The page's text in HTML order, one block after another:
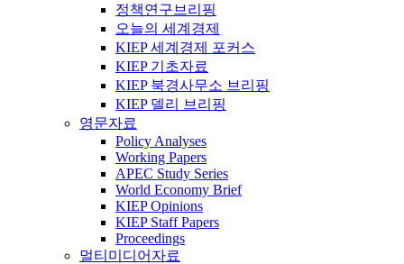
정책연구브리핑
오늘의 세계경제
KIEP 세계경제 포커스
KIEP 기초자료
KIEP 북경사무소 브리핑
KIEP 델리 브리핑
영문자료
Policy Analyses
Working Papers
APEC Study Series
World Economy Brief
KIEP Opinions
KIEP Staff Papers
Proceedings
멀티미디어자료